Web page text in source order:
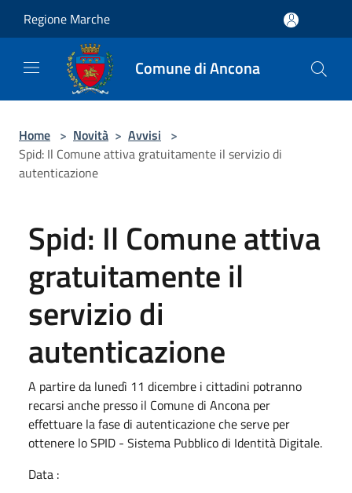
Regione Marche
Comune di Ancona
Home > Novità > Avvisi >
Spid: Il Comune attiva gratuitamente il servizio di
autenticazione
Spid: Il Comune attiva
gratuitamente il
servizio di
autenticazione
A partire da lunedì 11 dicembre i cittadini potranno
recarsi anche presso il Comune di Ancona per
effettuare la fase di autenticazione che serve per
ottenere lo SPID - Sistema Pubblico di Identità Digitale.
Data :